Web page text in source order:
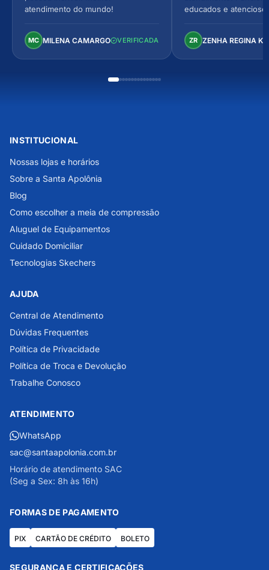
atendimento do mundo!
MC MILENA CAMARGO VERIFICADA
educados e
Perfeito!
ZR ZENHA REGINA
INSTITUCIONAL
Nossas lojas e horários
Sobre a Santa Apolônia
Blog
Como escolher a meia de compressão
Aluguel de Equipamentos
Cuidado Domiciliar
Tecnologias Skechers
AJUDA
Central de Atendimento
Dúvidas Frequentes
Política de Privacidade
Política de Troca e Devolução
Trabalhe Conosco
ATENDIMENTO
WhatsApp
sac@santaapolonia.com.br
Horário de atendimento SAC
(Seg a Sex: 8h às 16h)
FORMAS DE PAGAMENTO
PIX CARTÃO DE CRÉDITO BOLETO
SEGURANÇA E CERTIFICAÇÕES